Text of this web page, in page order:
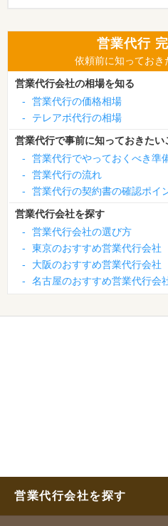
営業代行
依頼前に知っておき
営業代行会社の相場を知る
-
営業代行の価格相場
-
テレアポ代行の相場
営業代行で事前に知っておきたい
-
営業代行でやっておくべき準
-
営業代行の流れ
-
営業代行の契約書の確認ポイ
営業代行会社を探す
-
営業代行会社の選び方
-
東京のおすすめ営業代行会社
-
大阪のおすすめ営業代行会社
-
名古屋のおすすめ営業代行会
営業代行会社を探す